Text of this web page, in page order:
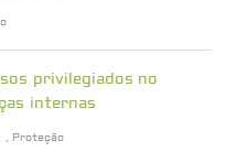
privilegiados no
internas
, Proteção